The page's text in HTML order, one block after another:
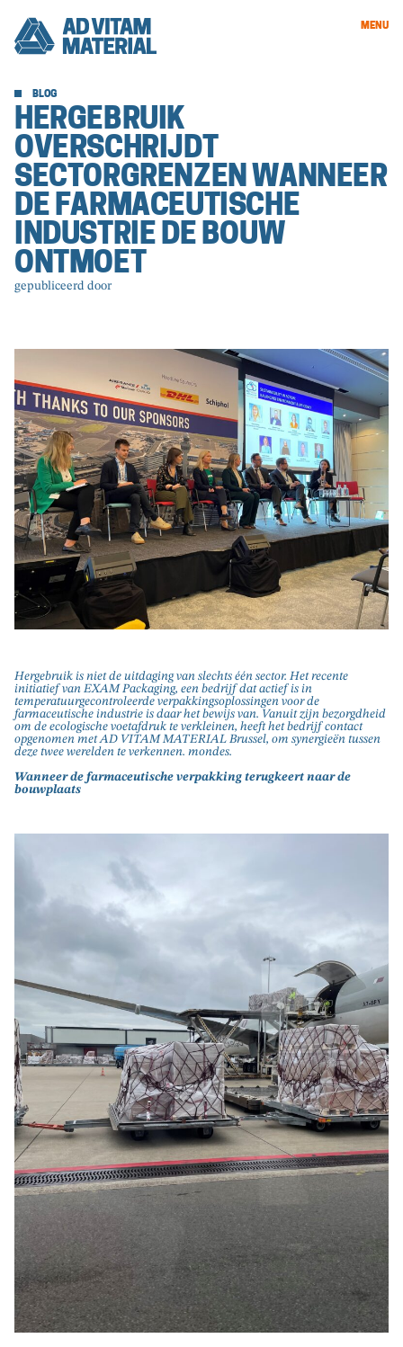
MENU
BLOG
HERGEBRUIK
OVERSCHRIJDT
SECTORGRENZEN WANNEER
DE FARMACEUTISCHE
INDUSTRIE DE BOUW
ONTMOET
gepubliceerd door
Hergebruik is niet de uitdaging van slechts één sector. Het recente
initiatief van EXAM Packaging, een bedrijf dat actief is in
temperatuurgecontroleerde verpakkingsoplossingen voor de
farmaceutische industrie is daar het bewijs van. Vanuit zijn bezorgdheid
om de ecologische voetafdruk te verkleinen, heeft het bedrijf contact
opgenomen met AD VITAM MATERIAL Brussel, om synergieën tussen
deze twee werelden te verkennen. mondes.
Wanneer de farmaceutische verpakking terugkeert naar de
bouwplaats